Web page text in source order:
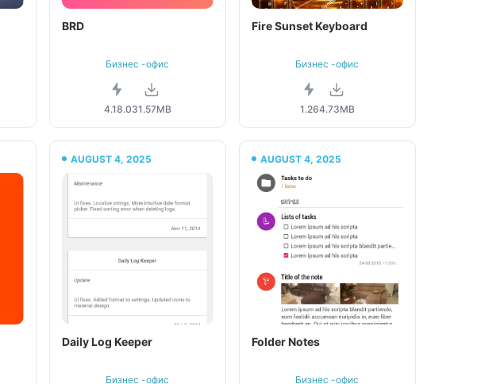
BRD
Бизнес -офис
4.18.031.57MB
Fire Sunset Keyboard
Бизнес -офис
1.264.73MB
AUGUST 4, 2025
Daily Log Keeper
Бизнес -офис
AUGUST 4, 2025
Folder Notes
Бизнес -офис